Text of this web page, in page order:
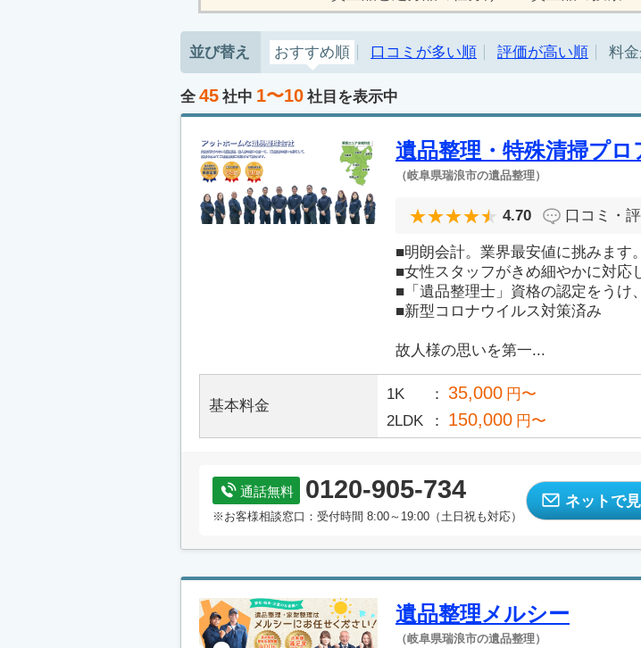
並び替え おすすめ順 口コミが多い順 評価が高い順 料
全 45 社中 1〜10 社目を表示中
遺品整理・特殊清掃プロ
（岐阜県瑞浪市の遺品整理）
4.70 口コミ・
■明朗会計。業界最安値に挑みます。
■女性スタッフがきめ細やかに対応
■「遺品整理士」資格の認定をうけ
■新型コロナウイルス対策済み
故人様の思いを第一...
基本料金
1K 35,000 円〜
2LDK
150,000 円〜
通話無料 0120-905-734
※お客様相談窓口：受付時間 8:00～19:00（土日祝も対応）
ネットで
遺品整理メルシー
（岐阜県瑞浪市の遺品整理）